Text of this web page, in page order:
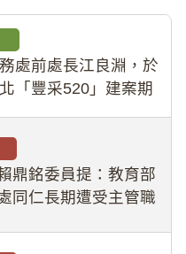
處前處長江良淵，於
「豐采520」建案期
並長期收受建商餽
安全，圖利默許建商
鼎銘委員提：教育部
同仁長期遭受主管職